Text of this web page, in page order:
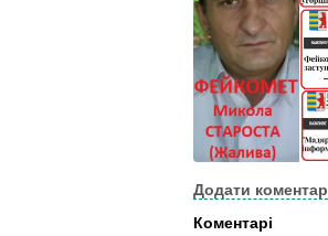
Додати коментар
Коментарі